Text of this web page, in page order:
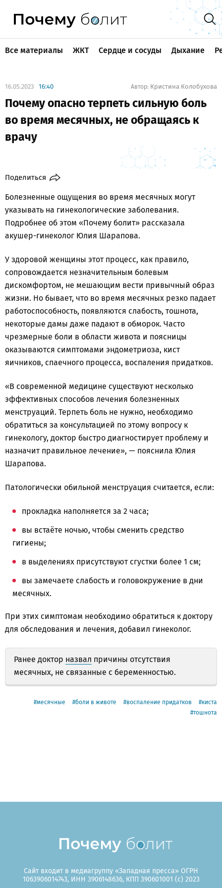
Все материалы ЖКТ Сердце и сосуды Дыхание
16.05.2023 16:40 Автор: Кристина Колобухова
Почему опасно терпеть сильную боль
во время месячных, не обращаясь к
врачу
Поделиться
Болезненные ощущения во время месячных могут
указывать на гинекологические заболевания.
Подробнее об этом «Почему болит» рассказала
акушер-гинеколог Юлия Шарапова.
У здоровой женщины этот процесс, как правило,
сопровождается незначительным болевым
дискомфортом, не мешающим вести привычный образ
жизни. Но бывает, что во время месячных резко падает
работоспособность, появляются слабость, тошнота,
некоторые дамы даже падают в обморок. Часто
чрезмерные боли в области живота и поясницы
оказываются симптомами эндометриоза, кист
яичников, спаечного процесса, воспаления придатков.
«В современной медицине существуют несколько
эффективных способов лечения болезненных
менструаций. Терпеть боль не нужно, необходимо
обратиться за консультацией по этому вопросу к
гинекологу, доктор быстро диагностирует проблему и
назначит правильное лечение», — пояснила Юлия
Шарапова.
Патологически обильной менструация считается, если:
прокладка наполняется за 2 часа;
вы встаёте ночью, чтобы сменить средство
гигиены;
в выделениях присутствуют сгустки более 1 см;
вы замечаете слабость и головокружение в дни
месячных.
При этих симптомам необходимо обратиться к доктору
для обследования и лечения, добавил гинеколог.
Ранее доктор назвал причины отсутствия
месячных, не связанные с беременностью.
месячные боли в животе воспаление придатков
киста
тошнота
Сайт входит в медиагруппу «Западная пресса» ОГРН
1063906014743, ИНН 3906148636, КПП 390601001 (c) 2023